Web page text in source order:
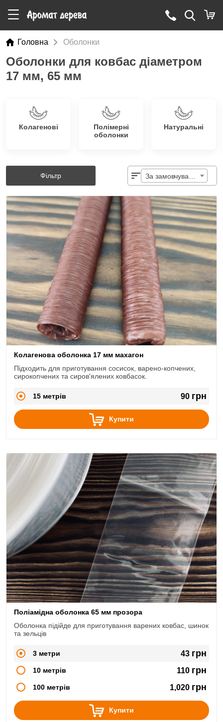
Головна Оболонки
Оболонки для ковбас діаметром
17 мм, 65 мм
Колагенові
Полімерні
оболонки
Натуральні
Фільтр
Колагенова оболонка 17 мм махагон
Підходить для приготування сосисок, варено-копчених,
сирокопчених та сиров'ялених ковбасок.
15 метрів 90 грн
Купити
Поліамідна оболонка 65 мм прозора
Оболонка підійде для приготування варених ковбас, шинок
та зельців
3 метри 43 грн
10 метрів 110 грн
100 метрів 1,020 грн
Купити